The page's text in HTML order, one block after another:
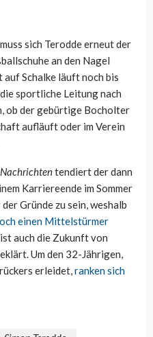
sich Terodde erneut der
an den Nagel
Schalke läuft noch bis
sportliche Leitung nach
ob der gebürtige Bocholter
aufläuft oder im Verein
tendiert der dann
Karriereende im Sommer
Gründe zu sein, weshalb
einen Mittelstürmer
auch die Zukunft von
Um den 32-Jährigen,
erleidet,ranken sich